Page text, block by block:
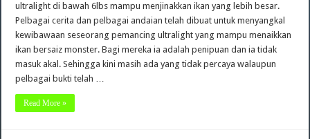
ultralight di bawah 6lbs mampu menjinakkan ikan yang lebih besar.
Pelbagai cerita dan pelbagai andaian telah dibuat untuk menyangkal
kewibawaan seseorang pemancing ultralight yang mampu menaikkan
ikan bersaiz monster. Bagi mereka ia adalah penipuan dan ia tidak
masuk akal. Sehingga kini masih ada yang tidak percaya walaupun
pelbagai bukti telah …
Read More »